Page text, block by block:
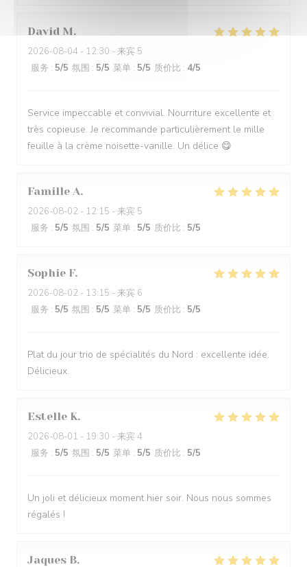
David M
2026-08-04 - 12:30 - 来宾 5
服务 : 5/5 氛围 : 5/5 菜单 : 5/5 质价比 : 4/5
Service impeccable et convivial. Nourriture excellente et
très copieuse. Je recommande particulièrement le mille
feuille à la crème noisette-vanille. Un délice 😋
Famille A
2026-08-02 - 12:15 - 来宾 5
服务 : 5/5 氛围 : 5/5 菜单 : 5/5 质价比 : 5/5
Sophie F
2026-08-02 - 13:15 - 来宾 6
服务 : 5/5 氛围 : 5/5 菜单 : 5/5 质价比 : 5/5
Plat du jour trio de spécialités du Nord : excellente idée.
Délicieux.
Estelle K
2026-08-01 - 19:30 - 来宾 4
服务 : 5/5 氛围 : 5/5 菜单 : 5/5 质价比 : 5/5
Un joli et délicieux moment hier soir. Nous nous sommes
régalés !
Jaques B